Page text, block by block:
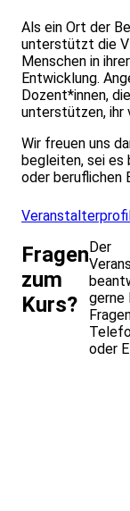
Als ein Ort der
unterstützt die
Menschen in
Entwicklung.
Dozent*innen,
unterstützen, ihr
Wir freuen uns
begleiten, sei es
oder beruflichen
Fragen
zum
Kurs?
Der
gerne
oder